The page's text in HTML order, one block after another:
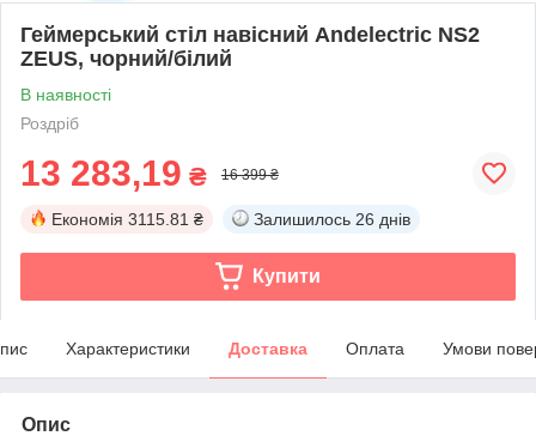
Геймерський стіл навісний Andelectric NS2
ZEUS, чорний/білий
В наявності
Роздріб
13 283,19 ₴ 16 399 ₴
Економія 3115.81 ₴ Залишилось 26 днів
Купити
Характеристики Доставка Оплата Умови
Опис